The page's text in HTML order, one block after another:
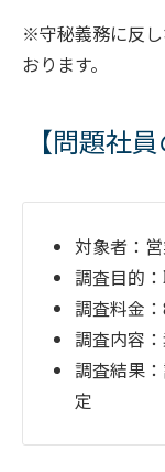
※守秘義務に反
おります。
【問題社
対象者：
調査目的
調査料金：
調査内容
調査結果
定